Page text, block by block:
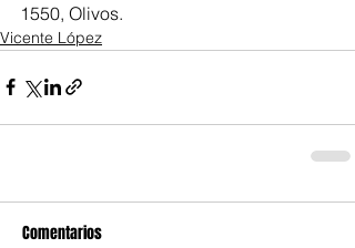
1550, Olivos.
Vicente López
Comentarios